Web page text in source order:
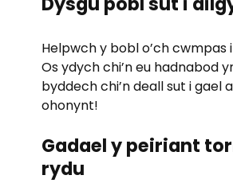
Helpwch y bobl o’ch cwmpas
Os ydych chi’n eu hadnabod
byddech chi’n deall sut i gael
ohonynt!
Gadael y peiriant
rydu